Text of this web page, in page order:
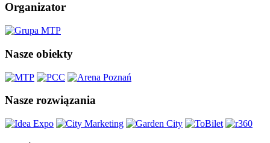
Organizator
Nasze obiekty
Nasze rozwiązania